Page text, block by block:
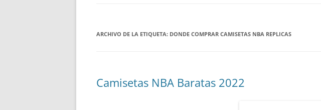
ARCHIVO DE LA ETIQUETA: DONDE COMPRAR CAMISETAS NBA REPLICAS
Camisetas NBA Baratas 2022